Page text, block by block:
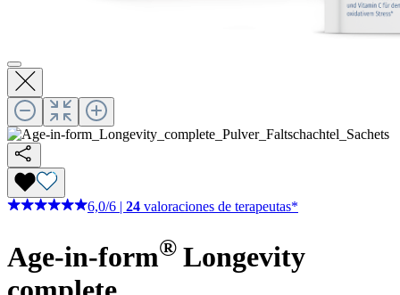
6,0/6 24 valoraciones de terapeutas*
Age-in-form® Longevity